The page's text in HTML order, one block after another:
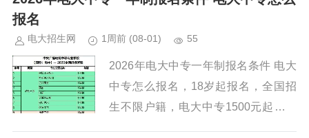
报名
电大招生网 1周前 (08-01) 55
2026年电大中专一年制报名条件 电大
中专怎么报名，18岁起报名，全国招
生不限户籍，电大中专1500元起轻松